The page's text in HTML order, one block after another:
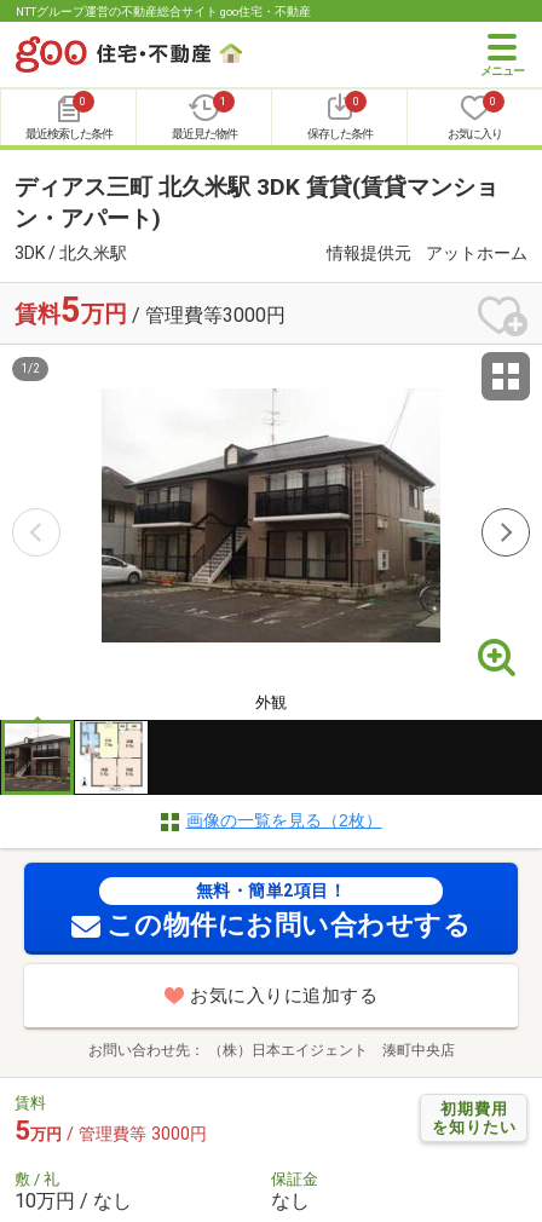
NTTグループ運営の不動産総合サイト goo住宅・不動産
0
最近検索した条件
1
最近見た物件
0
保存した条件
0
お気に入り
ディアス三町 北久米駅 3DK 賃貸(賃貸マンショ
ン・アパート)
3DK / 北久米駅 情報提供元 アットホーム
賃料5万円 / 管理費等3000円
外観
1 /2
画像の一覧を見る（2枚）
無料・簡単2項目！
この物件にお問い合わせする
お気に入りに追加する
お問い合わせ先 （株）日本エイジェント 湊町中央店
初期費用
を知りたい
賃料
5万円 / 管理費等 3000円
敷 / 礼
10万円 / なし
保証金
なし